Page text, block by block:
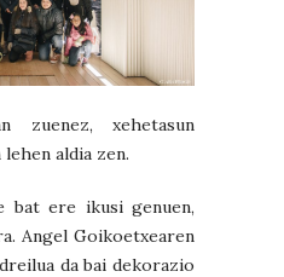
zuenez, xehetasun
aldia zen.
bat ere ikusi genuen,
Angel Goikoetxearen
da bai dekorazio